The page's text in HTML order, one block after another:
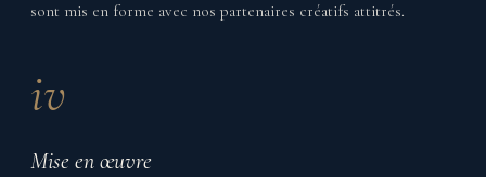
sont mis en forme avec nos partenaires créatifs attitrés.
iv
Mise en œuvre